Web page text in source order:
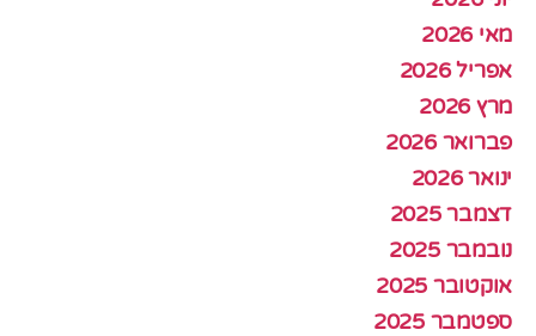
מאי 2026
אפריל 2026
מרץ 2026
פברואר 2026
ינואר 2026
דצמבר 2025
נובמבר 2025
אוקטובר 2025
ספטמבר 2025